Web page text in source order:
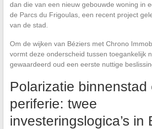
dan die van een nieuw gebouwde woning in
de Parcs du Frigoulas, een recent project
van de stad.
Om de wijken van Béziers met Chrono
vormt deze onderscheid tussen toegankelijk
gewaardeerd oud een eerste nuttige
Polarizatie binnenstad
periferie: twee
investeringslogica’s in